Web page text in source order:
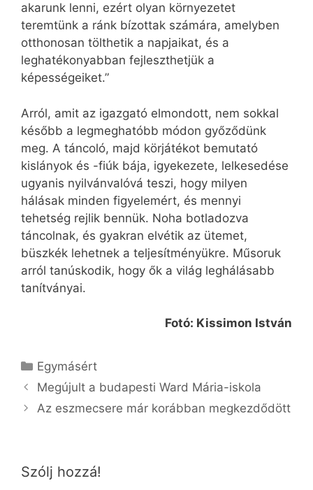
akarunk lenni, ezért olyan környezetet
teremtünk a ránk bízottak számára, amelyben
otthonosan tölthetik a napjaikat, és a
leghatékonyabban fejleszthetjük a
képességeiket.”
Arról, amit az igazgató elmondott, nem sokkal
később a legmeghatóbb módon győződünk
meg. A táncoló, majd körjátékot bemutató
kislányok és -fiúk bája, igyekezete, lelkesedése
ugyanis nyilvánvalóvá teszi, hogy milyen
hálásak minden figyelemért, és mennyi
tehetség rejlik bennük. Noha botladozva
táncolnak, és gyakran elvétik az ütemet,
büszkék lehetnek a teljesítményükre. Műsoruk
arról tanúskodik, hogy ők a világ leghálásabb
tanítványai.
Fotó: Kissimon István
Kategória
Egymásért
Megújult a budapesti Ward Mária-iskola
Az eszmecsere már korábban megkezdődött
Szólj hozzá!